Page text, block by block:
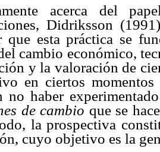
acerca del
Didriksson
que esta práctica se
cambio económico,
y la valoración de
en ciertos
no haber
de cambio que se
la prospectiva
cuyo objetivo es la